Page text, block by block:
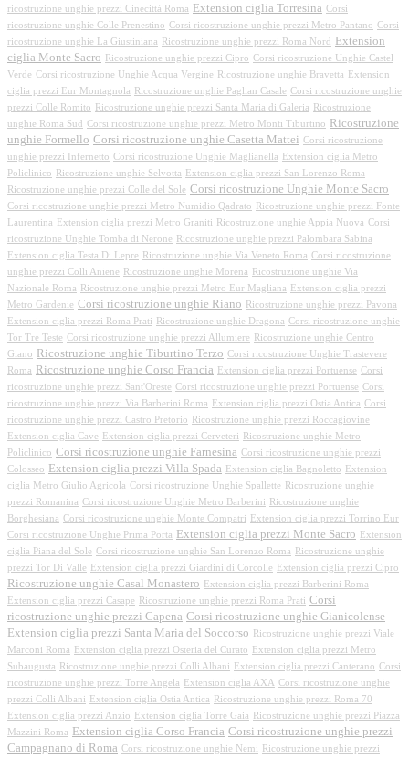
ricostruzione unghie prezzi Cinecittà Roma
Extension ciglia Torresina Corsi
ricostruzione unghie Colle Prenestino Corsi ricostruzione unghie prezzi Metro Pantano Corsi
ricostruzione unghie La Giustiniana
Ricostruzione unghie prezzi Roma Nord
Extension
ciglia Monte Sacro
Ricostruzione unghie prezzi Cipro Corsi ricostruzione Unghie Castel
Verde Corsi ricostruzione Unghie Acqua Vergine Ricostruzione unghie Bravetta
Extension
ciglia prezzi Eur Montagnola
Ricostruzione unghie Paglian Casale Corsi ricostruzione unghie
prezzi Colle Romito
Ricostruzione unghie prezzi Santa Maria di Galeria
Ricostruzione
unghie Roma Sud
Corsi ricostruzione unghie prezzi Metro Monti Tiburtino
Ricostruzione
unghie Formello Corsi ricostruzione unghie Casetta Mattei Corsi ricostruzione
unghie prezzi Infernetto Corsi ricostruzione Unghie Maglianella
Extension ciglia Metro
Policlinico
Ricostruzione unghie Selvotta
Extension ciglia prezzi San Lorenzo Roma
Ricostruzione unghie prezzi Colle del Sole Corsi ricostruzione Unghie Monte Sacro
Corsi ricostruzione unghie prezzi Metro Numidio Qadrato
Ricostruzione unghie prezzi Fonte
Laurentina
Extension ciglia prezzi Metro Graniti Ricostruzione unghie Appia Nuova Corsi
ricostruzione Unghie Tomba di Nerone
Ricostruzione unghie prezzi Palombara Sabina
Extension ciglia Testa Di Lepre
Ricostruzione unghie Via Veneto Roma Corsi ricostruzione
unghie prezzi Colli Aniene
Ricostruzione unghie Morena
Ricostruzione unghie Via
Nazionale Roma
Ricostruzione unghie prezzi Metro Eur Magliana
Extension ciglia prezzi
Metro Gardenie Corsi ricostruzione unghie Riano
Ricostruzione unghie prezzi Pavona
Extension ciglia prezzi Roma Prati
Ricostruzione unghie Dragona Corsi ricostruzione unghie
Tor Tre Teste Corsi ricostruzione unghie prezzi Allumiere
Ricostruzione unghie Centro
Giano
Ricostruzione unghie Tiburtino Terzo Corsi ricostruzione Unghie Trastevere
Roma
Ricostruzione unghie Corso Francia Extension ciglia prezzi Portuense Corsi
ricostruzione unghie prezzi Sant'Oreste Corsi ricostruzione unghie prezzi Portuense Corsi
ricostruzione unghie prezzi Via Barberini Roma
Extension ciglia prezzi Ostia Antica Corsi
ricostruzione unghie prezzi Castro Pretorio
Ricostruzione unghie prezzi Roccagiovine
Extension ciglia Cave
Extension ciglia prezzi Cerveteri
Ricostruzione unghie Metro
Policlinico Corsi ricostruzione unghie Farnesina Corsi ricostruzione unghie prezzi
Colosseo
Extension ciglia prezzi Villa Spada Extension ciglia Bagnoletto
Extension
ciglia Metro Giulio Agricola Corsi ricostruzione Unghie Spallette
Ricostruzione unghie
prezzi Romanina Corsi ricostruzione Unghie Metro Barberini
Ricostruzione unghie
Borghesiana Corsi ricostruzione unghie Monte Compatri
Extension ciglia prezzi Torrino Eur
Corsi ricostruzione Unghie Prima Porta
Extension ciglia prezzi Monte Sacro
Extension
ciglia Piana del Sole Corsi ricostruzione unghie San Lorenzo Roma
Ricostruzione unghie
prezzi Tor Di Valle
Extension ciglia prezzi Giardini di Corcolle Extension ciglia prezzi Cipro
Ricostruzione unghie Casal Monastero
Extension ciglia prezzi Barberini Roma
Extension ciglia prezzi Casape
Ricostruzione unghie prezzi Roma Prati Corsi
ricostruzione unghie prezzi Capena Corsi ricostruzione unghie Gianicolense
Extension ciglia prezzi Santa Maria del Soccorso
Ricostruzione unghie prezzi Viale
Marconi Roma
Extension ciglia prezzi Osteria del Curato
Extension ciglia prezzi Metro
Subaugusta
Ricostruzione unghie prezzi Colli Albani Extension ciglia prezzi Canterano Corsi
ricostruzione unghie prezzi Torre Angela
Extension ciglia AXA Corsi ricostruzione unghie
prezzi Colli Albani
Extension ciglia Ostia Antica
Ricostruzione unghie prezzi Roma 70
Extension ciglia prezzi Anzio
Extension ciglia Torre Gaia
Ricostruzione unghie prezzi Piazza
Mazzini Roma
Extension ciglia Corso Francia Corsi ricostruzione unghie prezzi
Campagnano di Roma Corsi ricostruzione unghie Nemi
Ricostruzione unghie prezzi